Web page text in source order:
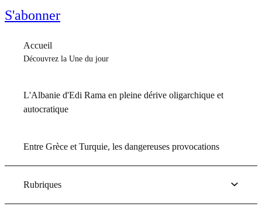
S'abonner
Accueil
Découvrez la Une du jour
L'Albanie d'Edi Rama en pleine dérive oligarchique et
autocratique
Entre Grèce et Turquie, les dangereuses provocations
Rubriques